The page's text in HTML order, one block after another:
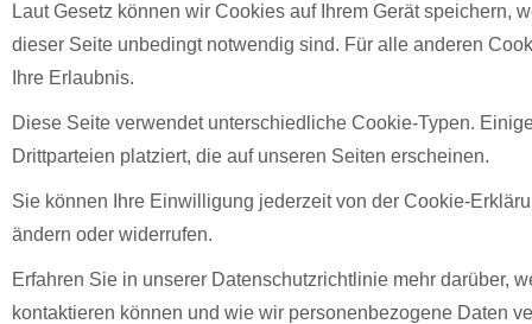
Laut Gesetz können wir Cookies auf Ihrem Gerät speichern,
dieser Seite unbedingt notwendig sind. Für alle anderen
Ihre Erlaubnis.
Diese Seite verwendet unterschiedliche Cookie-Typen.
Drittparteien platziert, die auf unseren Seiten erscheinen.
Sie können Ihre Einwilligung jederzeit von der Cookie-
ändern oder widerrufen.
Erfahren Sie in unserer Datenschutzrichtlinie mehr darüber,
kontaktieren können und wie wir personenbezogene Daten